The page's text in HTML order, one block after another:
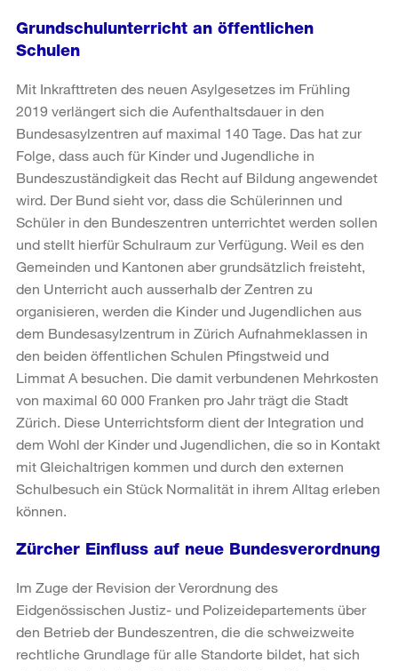
Grundschulunterricht an öffentlichen
Schulen
Mit Inkrafttreten des neuen Asylgesetzes im Frühling
2019 verlängert sich die Aufenthaltsdauer in den
Bundesasylzentren auf maximal 140 Tage. Das hat zur
Folge, dass auch für Kinder und Jugendliche in
Bundeszuständigkeit das Recht auf Bildung angewendet
wird. Der Bund sieht vor, dass die Schülerinnen und
Schüler in den Bundeszentren unterrichtet werden sollen
und stellt hierfür Schulraum zur Verfügung. Weil es den
Gemeinden und Kantonen aber grundsätzlich freisteht,
den Unterricht auch ausserhalb der Zentren zu
organisieren, werden die Kinder und Jugendlichen aus
dem Bundesasylzentrum in Zürich Aufnahmeklassen in
den beiden öffentlichen Schulen Pfingstweid und
Limmat A besuchen. Die damit verbundenen Mehrkosten
von maximal 60 000 Franken pro Jahr trägt die Stadt
Zürich. Diese Unterrichtsform dient der Integration und
dem Wohl der Kinder und Jugendlichen, die so in Kontakt
mit Gleichaltrigen kommen und durch den externen
Schulbesuch ein Stück Normalität in ihrem Alltag erleben
können.
Zürcher Einfluss auf neue Bundesverordnung
Im Zuge der Revision der Verordnung des
Eidgenössischen Justiz- und Polizeidepartements über
den Betrieb der Bundeszentren, die die schweizweite
rechtliche Grundlage für alle Standorte bildet, hat sich